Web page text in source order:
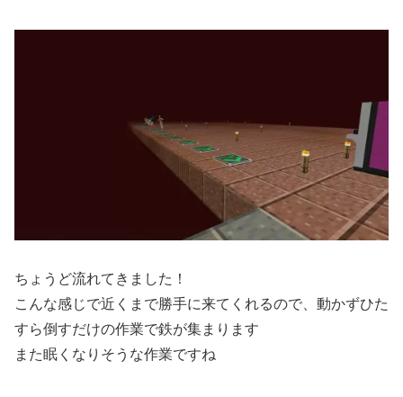
ちょうど流れてきました！
こんな感じで近くまで勝手に来てくれるので、動かずひた
すら倒すだけの作業で鉄が集まります
また眠くなりそうな作業ですね